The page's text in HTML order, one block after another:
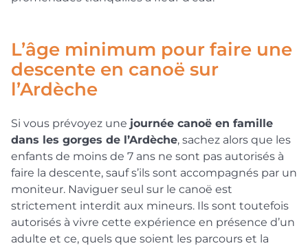
L’âge minimum pour faire une
descente en canoë sur
l’Ardèche
Si vous prévoyez une journée canoë en famille
dans les gorges de l’Ardèche, sachez alors que les
enfants de moins de 7 ans ne sont pas autorisés à
faire la descente, sauf s’ils sont accompagnés par un
moniteur. Naviguer seul sur le canoë est
strictement interdit aux mineurs. Ils sont toutefois
autorisés à vivre cette expérience en présence d’un
adulte et ce, quels que soient les parcours et la